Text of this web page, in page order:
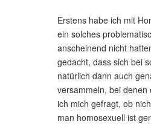
Erstens habe ich mit
ein solches
anscheinend nicht
gedacht, dass sich bei
natürlich dann auch
versammeln, bei
ich mich gefragt, ob
man homosexuell ist